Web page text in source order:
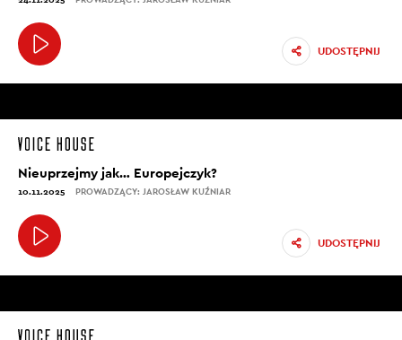
UDOSTĘPNIJ
Nieuprzejmy jak… Europejczyk?
10.11.2025 PROWADZĄCY: JAROSŁAW KUŹNIAR
UDOSTĘPNIJ